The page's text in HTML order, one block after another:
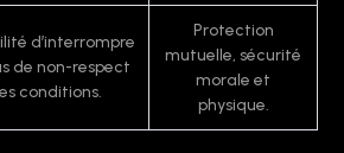
d’interrompre
de non-respect
conditions.
Protection
mutuelle, sécurité
morale et
physique.